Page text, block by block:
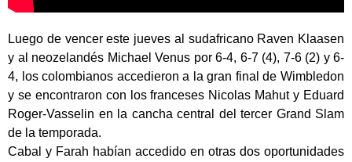
Luego de vencer este jueves al sudafricano Raven Klaasen
y al neozelandés Michael Venus por 6-4, 6-7 (4), 7-6 (2) y 6-
4, los colombianos accedieron a la gran final de Wimbledon
y se encontraron con los franceses Nicolas Mahut y Eduard
Roger-Vasselin en la cancha central del tercer Grand Slam
de la temporada.
Cabal y Farah habían accedido en otras dos oportunidades